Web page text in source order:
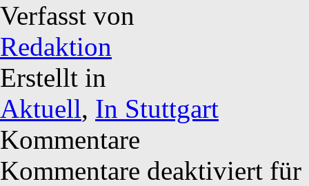
Verfasst von
Redaktion
Erstellt in
Aktuell, In Stuttgart
Kommentare
Kommentare deaktiviert für